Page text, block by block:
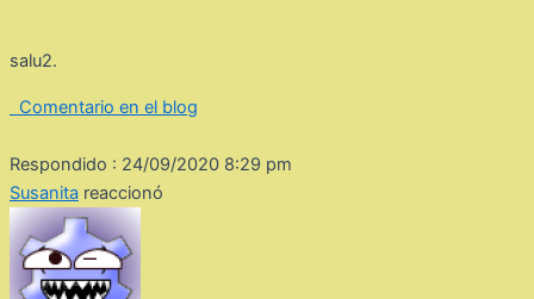
salu2.
Comentario en el blog
Respondido : 24/09/2020 8:29 pm
Susanita reaccionó